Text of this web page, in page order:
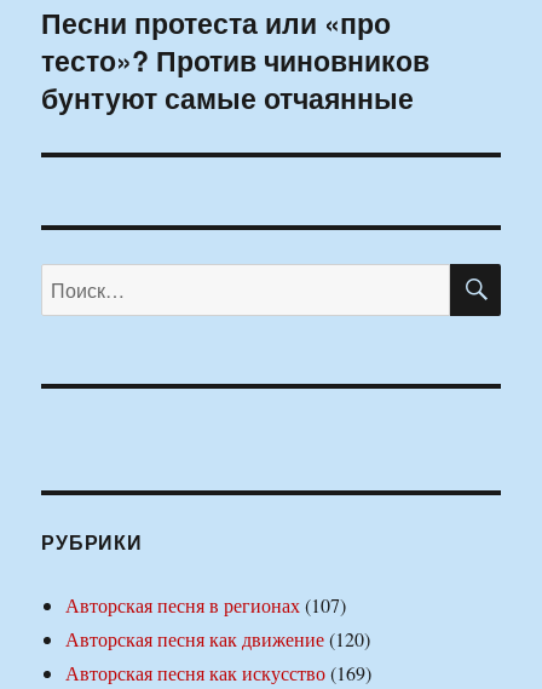
Следующая
запись:
Песни протеста или «про
тесто»? Против чиновников
бунтуют самые отчаянные
Искать:
РУБРИКИ
Авторская песня в регионах(107)
Авторская песня как движение(120)
Авторская песня как искусство(169)